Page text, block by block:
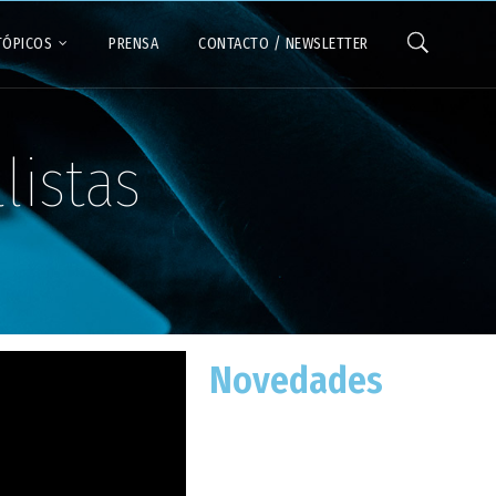
PRENSA CONTACTO / NEWSLETTER
Novedades